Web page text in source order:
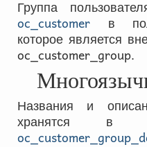
Группа
oc_customer в
которое является
oc_customer_group.
Названия и
хранятся в